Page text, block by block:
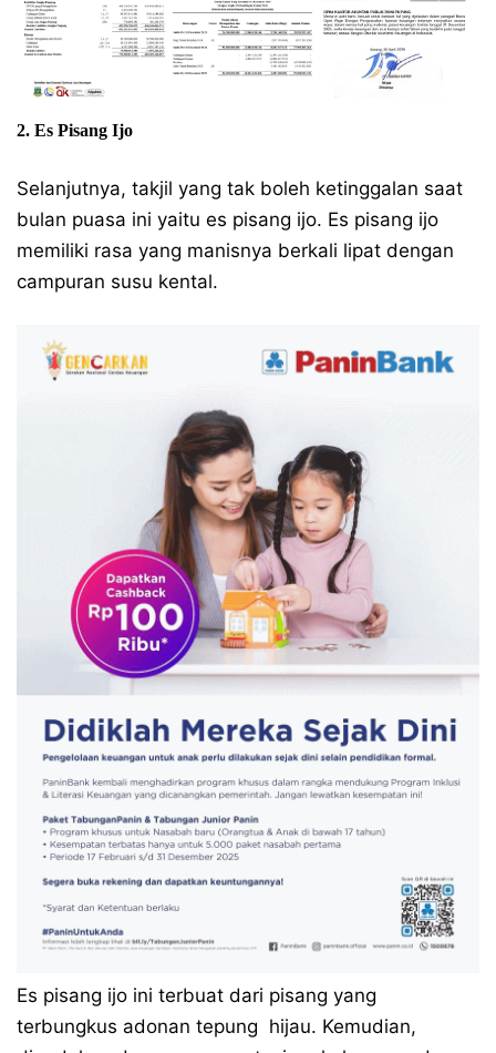
2. Es Pisang Ijo
Selanjutnya, takjil yang tak boleh ketinggalan saat
bulan puasa ini yaitu es pisang ijo. Es pisang ijo
memiliki rasa yang manisnya berkali lipat dengan
campuran susu kental.
Es pisang ijo ini terbuat dari pisang yang
terbungkus adonan tepung hijau. Kemudian,